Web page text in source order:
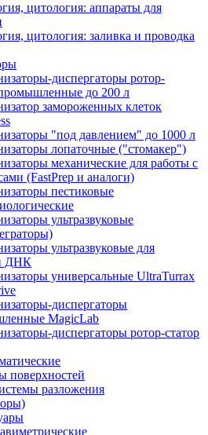
цитология: аппараты для
цитология: заливка и проводка
диспергаторы ротор-
до 200 л
замороженных клеток
"под давлением" до 1000 л
лопаточные ("стомакер")
механические для работы с
(FastPrep и аналоги)
пестиковые
ультразвуковые
ультразвуковые для
ДНК
универсальные UltraTurrax
диспергаторы
MagicLab
диспергаторы ротор-статор
поверхностей
разложения